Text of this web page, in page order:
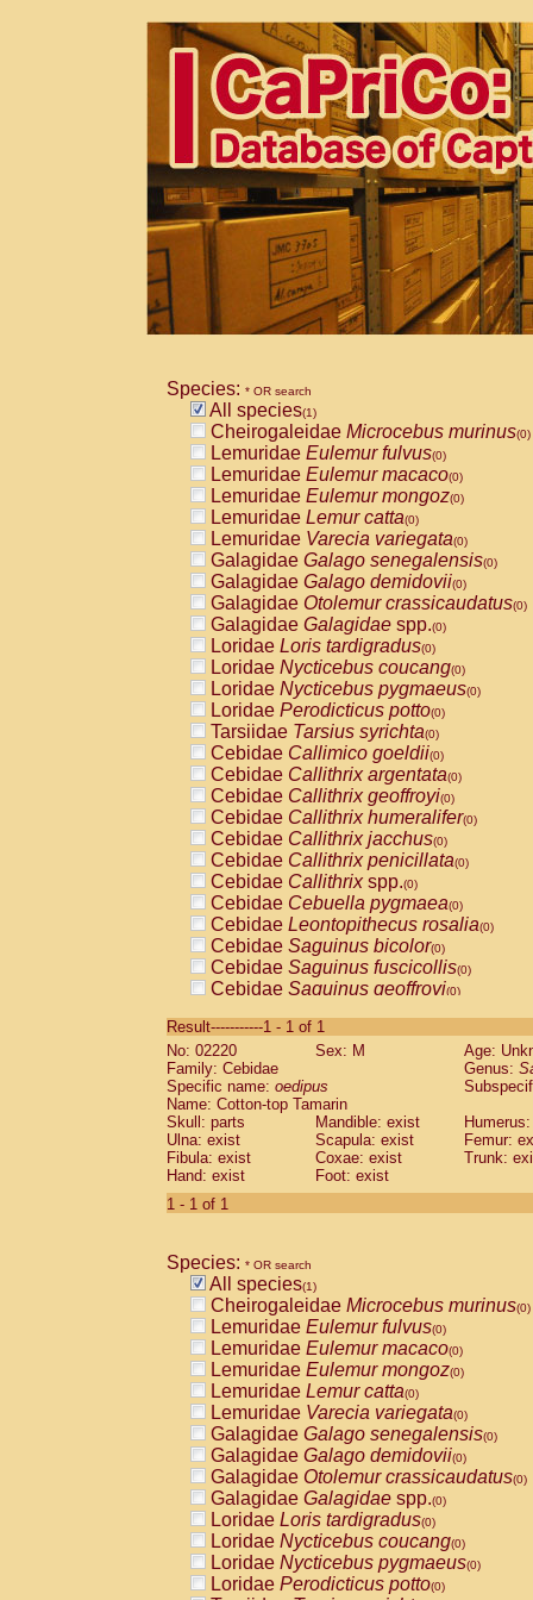
Species: * OR search
All species(1)
Cheirogaleidae Microcebus murinus(0)
Lemuridae Eulemur fulvus(0)
Lemuridae Eulemur macaco(0)
Lemuridae Eulemur mongoz(0)
Lemuridae Lemur catta(0)
Lemuridae Varecia variegata(0)
Galagidae Galago senegalensis(0)
Galagidae Galago demidovii(0)
Galagidae Otolemur crassicaudatus(0)
Galagidae Galagidae spp.(0)
Loridae Loris tardigradus(0)
Loridae Nycticebus coucang(0)
Loridae Nycticebus pygmaeus(0)
Loridae Perodicticus potto(0)
Tarsiidae Tarsius syrichta(0)
Cebidae Callimico goeldii(0)
Cebidae Callithrix argentata(0)
Cebidae Callithrix geoffroyi(0)
Cebidae Callithrix humeralifer(0)
Cebidae Callithrix jacchus(0)
Cebidae Callithrix penicillata(0)
Cebidae Callithrixspp.(0)
Cebidae Cebuella pygmaea(0)
Cebidae Leontopithecus rosalia(0)
Cebidae Saguinus bicolor(0)
Cebidae Saguinus fuscicollis(0)
Cebidae Saguinus geoffroyi(0)
CebidaeSaguinus labiatus(0)
Cebidae Saguinus leucopus (0)
Cebidae
CebidaeSaguinus mystax
Cebidae Saguinus nigricollis (0)
Cebidae Saguinus oedipus
Cebidae Saguinus weddelli
Cebidae Saguinusspp.
Cebidae
CebidaeCebus capucinus
CebidaeCebus nigrivittatus
CebidaeCebus spp.(0)
CebidaeSaimiri boliviensis(0)
CebidaeSaimiri sciureus(0)
AtelidaeAlouatta caraya(0)
AtelidaeAlouatta fusca(0)
AtelidaeAlouatta seniculus(0)
AtelidaeAlouattaspp.(0)
AtelidaeAteles belzebuth(0)
AtelidaeAteles geoffroyi(0)
AtelidaeAteles paniscus(0)
AtelidaeAtelesspp.(0)
AtelidaeLagothrix lagothricha(0)
AtelidaeLagothrix lagothricha cana
PitheciidaeCacajao calvus
Result-----------1 - 1 of 1
No: 02220
Sex: M
Age:
Family: Cebidae
Genus:
Specific name: oedipus
Name: Cotton-top Tamarin
Skull: parts
Mandible: exist
Ulna: exist
Scapula: exist
Femur:
Fibula: exist
Coxae: exist
Trunk:
Hand: exist
Foot: exist
1 - 1 of 1
Species: * OR search
All species(1)
Cheirogaleidae Microcebus murinus(0)
Lemuridae Eulemur fulvus(0)
Lemuridae Eulemur macaco(0)
Lemuridae Eulemur mongoz(0)
Lemuridae Lemur catta(0)
Lemuridae Varecia variegata(0)
Galagidae Galago senegalensis(0)
Galagidae Galago demidovii(0)
Galagidae Otolemur crassicaudatus(0)
Galagidae Galagidae spp.(0)
Loridae Loris tardigradus(0)
Loridae Nycticebus coucang(0)
Loridae Nycticebus pygmaeus(0)
Loridae Perodicticus potto(0)